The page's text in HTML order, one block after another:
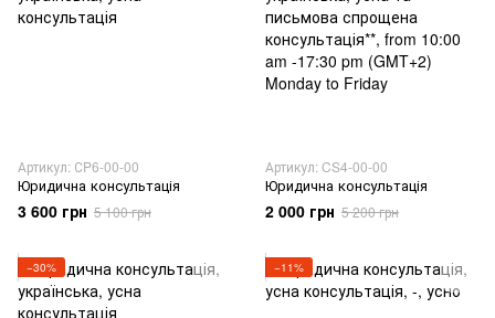
Артикул: СP6-00-00
Юридична консультація
3 600 грн 5 100 грн
Артикул: CS4-00-00
Юридична консультація
2 000 грн 5 200 грн
−30% −11%